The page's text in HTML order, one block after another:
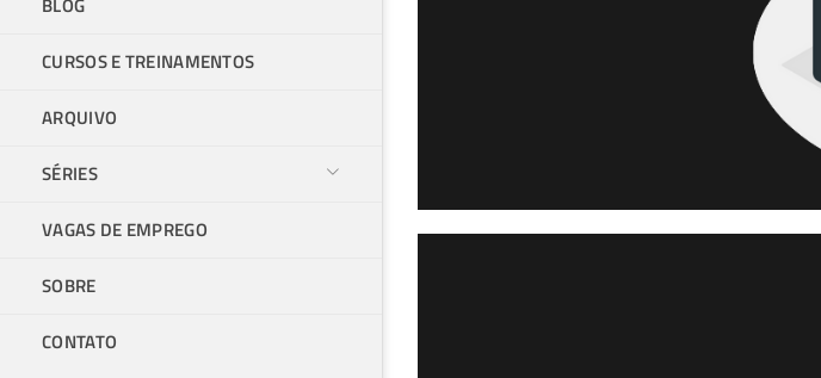
CURSOS E TREINAMENTOS
ARQUIVO
SÉRIES
VAGAS DE EMPREGO
SOBRE
CONTATO
SQL Server - O